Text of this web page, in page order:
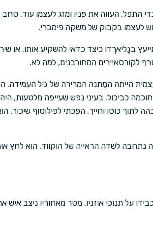
התפל, העווה את פניו ומזג לעצמו עוד.
לעצמו בקבוק של משקה פימברי.
בגָליארְדוֹ כיצד כדאי להשקיע אותו. או
לקורסאיירים המחורבנים, למה לא.
הייתה המַתנה המרירה של גיל העמידה.
כביכול. בעיני נפש שעייפה מלטעות,
לתוך כוסו וחייך. הפכתי לפילוסוף
נתחבה לשדה הראייה של הוקווד. הוא לחץ
על תנוכי אוזניו. מטר מאחוריו ניצב איש